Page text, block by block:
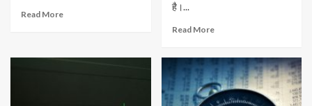
Read More
है।...
Read More